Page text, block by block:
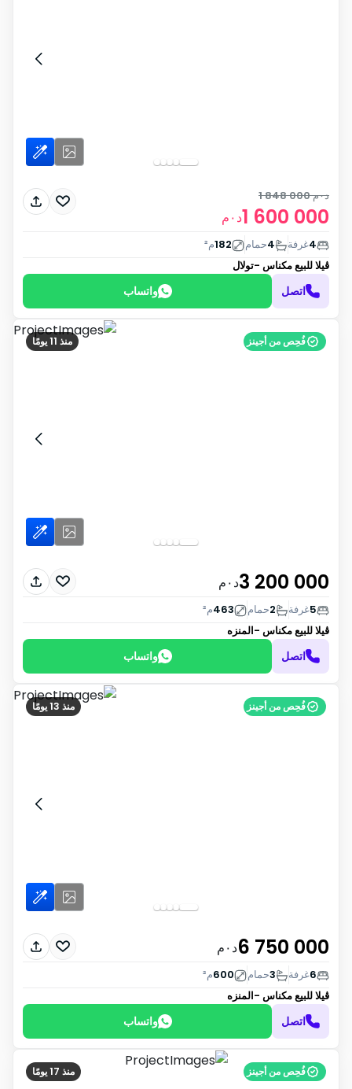
1 600 000د٠م
1 848 000 د٠م
4غرفة 4حمام 182م²
ڤيلا للبيعمكناس -تولال
اتصل واتساب
منذ 11 يومًا فُحِص من أجينز
3 200 000د٠م
5غرفة 2حمام 463م²
ڤيلا للبيعمكناس -المنزه
اتصل واتساب
منذ 13 يومًا فُحِص من أجينز
6 750 000د٠م
6غرفة 3حمام 600م²
ڤيلا للبيعمكناس -المنزه
اتصل واتساب
منذ 17 يومًا فُحِص من أجينز